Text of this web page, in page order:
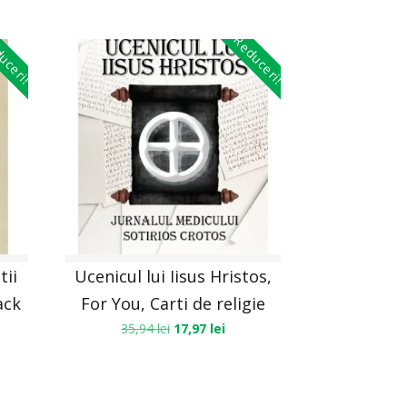
Reduceri!
Ucenicul lui Iisus Hristos,
For You, Carti de religie
35,94lei 17,97 lei